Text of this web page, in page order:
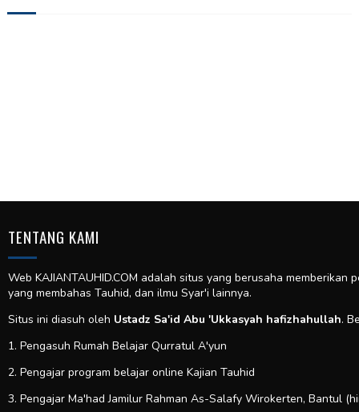
TENTANG KAMI
Web KAJIANTAUHID.COM adalah situs yang berusaha
yang membahas Tauhid, dan ilmu Syar'i lainnya.
Situs ini diasuh oleh Ustadz Sa'id Abu 'Ukkasyah hafizhahullah.
1. Pengasuh Rumah Belajar Qurratul A'yun
2. Pengajar program belajar online Kajian Tauhid
3. Pengajar Ma'had Jamilur Rahman As-Salafy Wirokerten, Bantul